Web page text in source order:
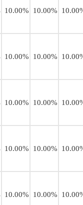
10.00% 10.00%
10.00% 10.00%
10.00% 10.00%
10.00% 10.00%
10.00% 10.00%